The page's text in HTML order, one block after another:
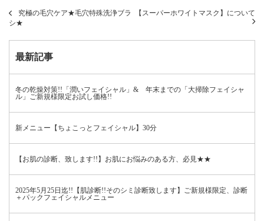
究極の毛穴ケア★毛穴特殊洗浄ブラ
シ★
【スーパーホワイトマスク】について
最新記事
冬の乾燥対策!!「潤いフェイシャル」& 年末までの「大掃除フェイシャ
ル」ご新規様限定お試し価格!!
新メニュー【ちょこっとフェイシャル】30分
【お肌の診断、致します!!】お肌にお悩みのある方、必見★★
2025年5月25日迄!!【肌診断!!そのシミ診断致します】ご新規様限定、診断
＋パックフェイシャルメニュー